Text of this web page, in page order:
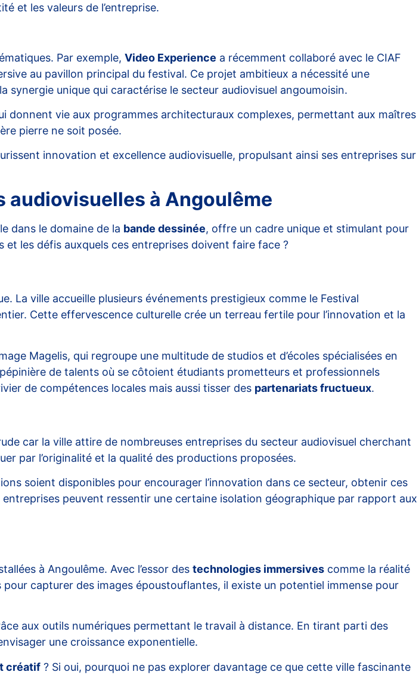
et les valeurs de l’entreprise.
Par exemple, Video Experience a récemment collaboré avec le CIAF
au pavillon principal du festival. Ce projet ambitieux a nécessité une
unique qui caractérise le secteur audiovisuel angoumoisin.
donnent vie aux programmes architecturaux complexes, permettant aux maîtres
pierre ne soit posée.
innovation et excellence audiovisuelle, propulsant ainsi ses entreprises sur
à Angoulême
dans le domaine de la bande dessinée, offre un cadre unique et stimulant pour
les défis auxquels ces entreprises doivent faire face ?
La ville accueille plusieurs événements prestigieux comme le Festival
Cette effervescence culturelle crée un terreau fertile pour l’innovation et la
Magelis, qui regroupe une multitude de studios et d’écoles spécialisées en
de talents où se côtoient étudiants prometteurs et professionnels
de compétences locales mais aussi tisser des partenariats fructueux.
car la ville attire de nombreuses entreprises du secteur audiovisuel cherchant
par l’originalité et la qualité des productions proposées.
soient disponibles pour encourager l’innovation dans ce secteur, obtenir ces
peuvent ressentir une certaine isolation géographique par rapport aux
à Angoulême. Avec l’essor des technologies immersives comme la réalité
capturer des images époustouflantes, il existe un potentiel immense pour
aux outils numériques permettant le travail à distance. En tirant parti des
une croissance exponentielle.
créatif ? Si oui, pourquoi ne pas explorer davantage ce que cette ville fascinante